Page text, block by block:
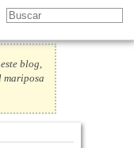
blog,
mariposa